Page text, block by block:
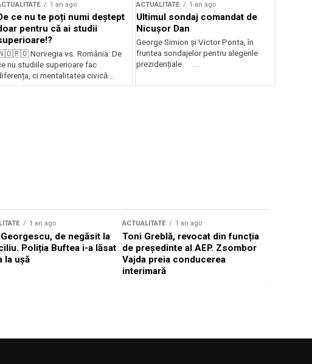
1 an ago
ce nu te poți numi deștept
pentru că ai studii
Norvegia vs. România: De
nu studiile superioare fac
ci mentalitatea civică...
ACTUALITATE 1 an ago
Ultimul sondaj comandat de
Nicușor Dan
George Simion și Victor Ponta, în
fruntea sondajelor pentru alegerile
prezidențiale ...
1 an ago
de negăsit la
Poliția Buftea i-a lăsat
la ușă
ACTUALITATE 1 an ago
Toni Greblă, revocat din funcția
de președinte al AEP. Zsombor
Vajda preia conducerea
interimară